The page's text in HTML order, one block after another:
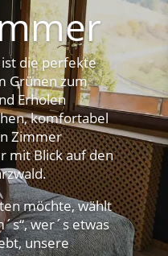
die perfekte
Grünen zum
Erholen
komfortabel
Zimmer
mit Blick auf den
möchte, wählt
wer´s etwas
unsere